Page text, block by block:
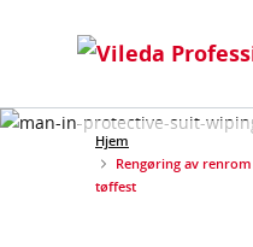
Hjem
Rengøring av
tøffest